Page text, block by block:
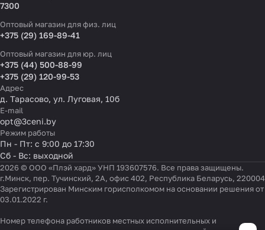
7300
Оптовый магазин для физ. лиц
+375 (29) 169-89-41
Оптовый магазин для юр. лиц
+375 (44) 500-88-99
+375 (29) 120-99-53
Адрес
д. Тарасово, ул. Луговая, 10б
E-mail
opt@3ceni.by
Режим работы
Пн - Пт: с 9:00 до 17:30
Сб - Вс: выходной
2026 © ООО «Плэй хард» УНП 193607576. Все права защищены.
г.Минск, пер. Тучинский, 2А, офис 402, Республика Беларусь, 220004
Зарегистрирован Минским горисполкомом на основании решения от
03.01.2022 г.
Номер телефона работников местных исполнительных и
Настройки файлов cookie